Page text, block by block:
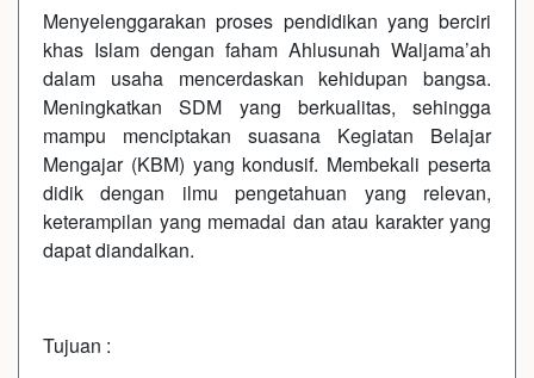
Menyelenggarakan proses pendidikan yang berciri
khas Islam dengan faham Ahlusunah Waljama’ah
dalam usaha mencerdaskan kehidupan bangsa.
Meningkatkan SDM yang berkualitas, sehingga
mampu menciptakan suasana Kegiatan Belajar
Mengajar (KBM) yang kondusif. Membekali peserta
didik dengan ilmu pengetahuan yang relevan,
keterampilan yang memadai dan atau karakter yang
dapat diandalkan.
Tujuan :